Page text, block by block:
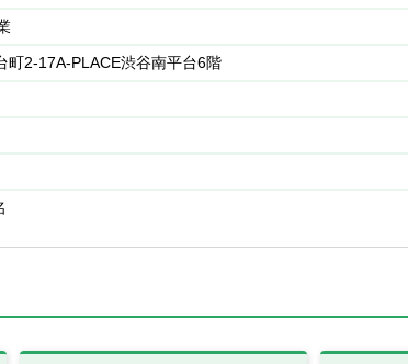
要となります。
町2-17A-PLACE渋谷南平台6階